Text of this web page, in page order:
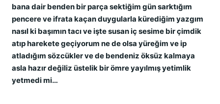
bana dair benden bir parça sektiğim gün sarktığım
pencere ve ifrata kaçan duygularla kürediğim yazgım
nasıl ki başımın tacı ve işte susan iç sesime bir çimdik
atıp harekete geçiyorum ne de olsa yüreğim ve ip
atladığım sözcükler ve de bendeniz öksüz kalmaya
asla hazır değiliz üstelik bir ömre yayılmış yetimlik
yetmedi mi…